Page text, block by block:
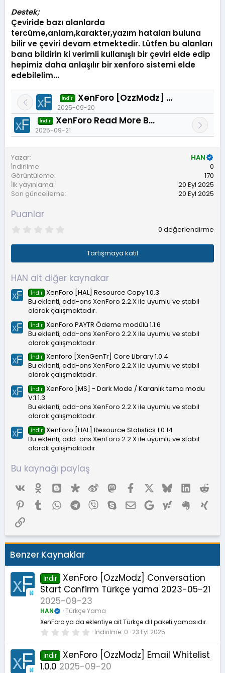
Destek;
Çeviride bazı alanlarda
tercüme,anlam,karakter,yazım hataları buluna
bilir ve çeviri devam etmektedir. Lütfen bu alanları
bana bildirin ki verimli kullanışlı bir çeviri elde edip
hepimiz daha anlaşılır bir xenforo sistemi elde
edebilelim...
İndir XenForo [OzzModz] Message Max Length Permission -Türkçe yama 1.0.0
2025-09-20
İndir XenForo Read More Buttons - Expandable Content for Mobile Türkçe yama 1.0.0
2025-09-21
Yazar
HAN
İndirilme
0
Görüntüleme
170
İlk yayınlama
20 Eyl 2025
Son güncelleme
20 Eyl 2025
Puanlar
0
l
d
ı
z
0 değerlendirme
Tartışmaya katıl
HAN ait diğer kaynakar
İndir XenForo [HAL] Resource Copy 1.0.3
Bu eklenti, add-ons XenForo 2.2.X ile uyumlu ve stabil
olarak çalışmaktadır.
İndir XenForo PAYTR Ödeme modülü 1.1.6
Bu eklenti, add-ons XenForo 2.2.X ile uyumlu ve stabil
olarak çalışmaktadır.
İndir Xenforo [XenGenTr] Core Library 1.0.4
Bu eklenti, add-ons XenForo 2.2.X ile uyumlu ve stabil
olarak çalışmaktadır.
İndir XenForo [MS] - Dark Mode / Karanlık tema modu
V:1.1.3
Bu eklenti, add-ons XenForo 2.2.X ile uyumlu ve stabil
olarak çalışmaktadır.
İndir XenForo [HAL] Resource Statistics 1.0.14
Bu eklenti, add-ons XenForo 2.2.X ile uyumlu ve stabil
olarak çalışmaktadır.
Bu kaynağı paylaş
Vk Ok BloggerDiaspora
Weibo MastodonFacebookX (Twitter)
BlueskyLinkedIn
Pinterest
TumblrWhatsAppTelegram
Viber SkypeE-postaGoogleYahoo Evernote
Link
Benzer Kaynaklar
İndir
XenForo [OzzModz] Conversation
Start Confirm Türkçe yama 2023-05-21
2025-09-23
HAN
Türkçe Yama
XenForo ya da eklentiye ait Türkçe dil paketi yamasıdır.
0
0
0
y
ı
İndirilme 0 23 Eyl 2025
İndir
XenForo [OzzModz] Email Whitelist
1.0.0 2025-09-20